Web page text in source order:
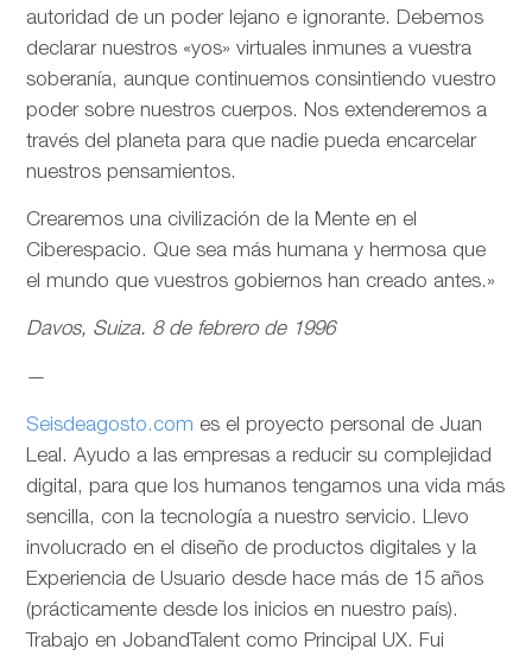
autoridad de un poder lejano e ignorante. Debemos
declarar nuestros «yos» virtuales inmunes a vuestra
soberanía, aunque continuemos consintiendo vuestro
poder sobre nuestros cuerpos. Nos extenderemos a
través del planeta para que nadie pueda encarcelar
nuestros pensamientos.
Crearemos una civilización de la Mente en el
Ciberespacio. Que sea más humana y hermosa que
el mundo que vuestros gobiernos han creado antes.»
Davos, Suiza. 8 de febrero de 1996
—
Seisdeagosto.com es el proyecto personal de Juan
Leal. Ayudo a las empresas a reducir su complejidad
digital, para que los humanos tengamos una vida más
sencilla, con la tecnología a nuestro servicio. Llevo
involucrado en el diseño de productos digitales y la
Experiencia de Usuario desde hace más de 15 años
(prácticamente desde los inicios en nuestro país).
Trabajo en JobandTalent como Principal UX. Fui